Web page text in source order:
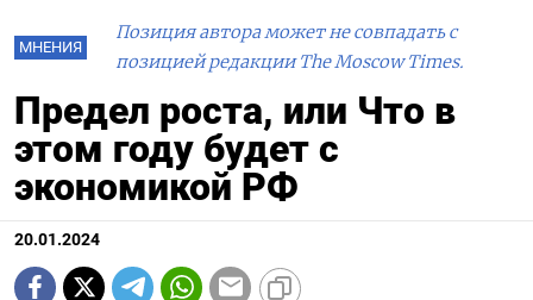
МНЕНИЯ
Позиция автора может не совпадать с
позицией редакции The Moscow Times.
Предел роста, или Что в
этом году будет с
экономикой РФ
20.01.2024